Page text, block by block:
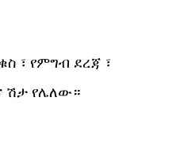
፣ የምግብ ደረጃ ፣
ሽታ የሌለው።